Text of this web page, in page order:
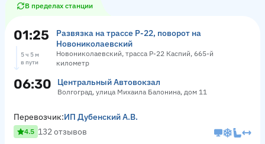
В пределах станции
01:25
Развязка на трассе Р-22, поворот на
Новониколаевский
Новониколаевский, трасса Р-22 Каспий, 665-й
километр
5 ч 5 м
в пути
06:30 Центральный Автовокзал
Волгоград, улица Михаила Балонина, дом 11
Перевозчик:ИП Дубенский А.В.
4.5 132 отзывов